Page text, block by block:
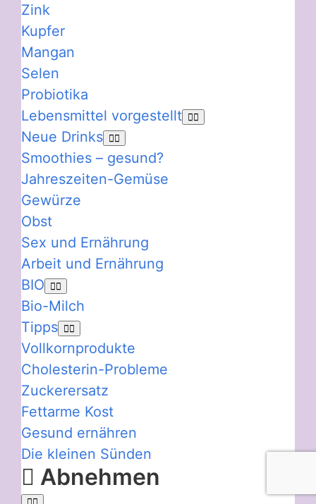
Zink
Kupfer
Mangan
Selen
Probiotika
Lebensmittel vorgestellt
Neue Drinks
Smoothies – gesund?
Jahreszeiten-Gemüse
Gewürze
Obst
Sex und Ernährung
Arbeit und Ernährung
BIO
Bio-Milch
Tipps
Vollkornprodukte
Cholesterin-Probleme
Zuckerersatz
Fettarme Kost
Gesund ernähren
Die kleinen Sünden
Abnehmen